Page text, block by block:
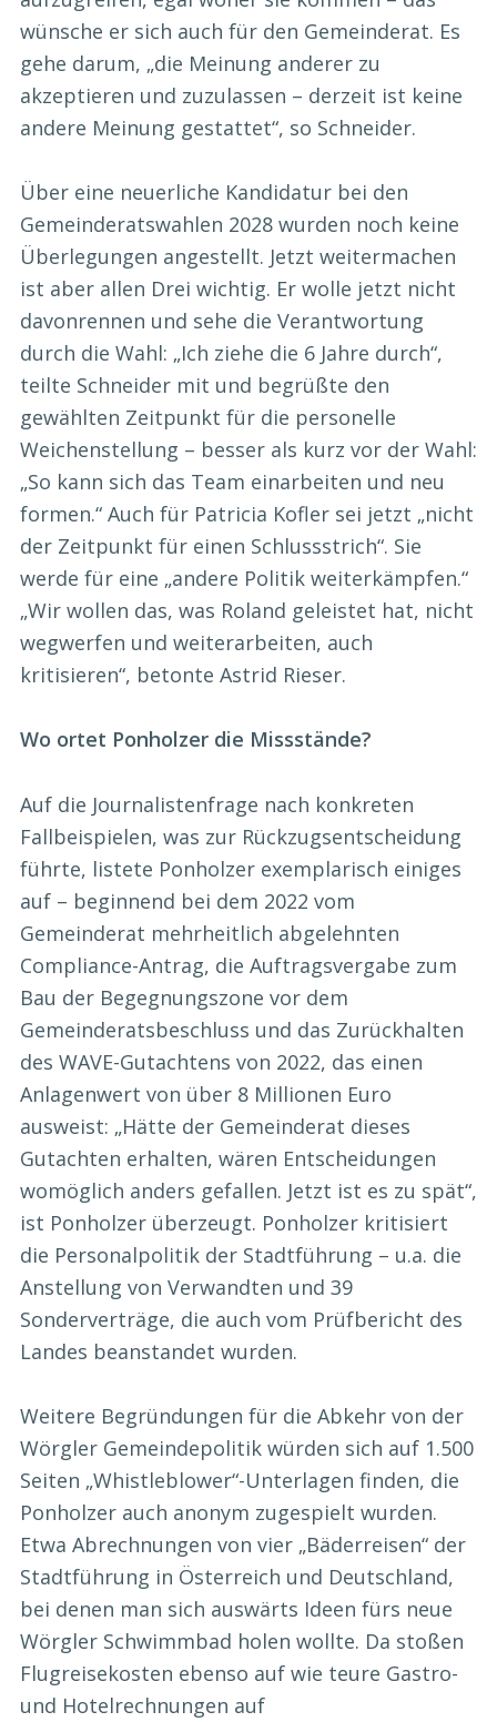
wünsche er sich auch für den Gemeinderat. Es
gehe darum, „die Meinung anderer zu
akzeptieren und zuzulassen – derzeit ist keine
andere Meinung gestattet“, so Schneider.
Über eine neuerliche Kandidatur bei den
Gemeinderatswahlen 2028 wurden noch keine
Überlegungen angestellt. Jetzt weitermachen
ist aber allen Drei wichtig. Er wolle jetzt nicht
davonrennen und sehe die Verantwortung
durch die Wahl: „Ich ziehe die 6 Jahre durch“,
teilte Schneider mit und begrüßte den
gewählten Zeitpunkt für die personelle
Weichenstellung – besser als kurz vor der Wahl:
„So kann sich das Team einarbeiten und neu
formen.“ Auch für Patricia Kofler sei jetzt „nicht
der Zeitpunkt für einen Schlussstrich“. Sie
werde für eine „andere Politik weiterkämpfen.“
„Wir wollen das, was Roland geleistet hat, nicht
wegwerfen und weiterarbeiten, auch
kritisieren“, betonte Astrid Rieser.
Wo ortet Ponholzer die Missstände?
Auf die Journalistenfrage nach konkreten
Fallbeispielen, was zur Rückzugsentscheidung
führte, listete Ponholzer exemplarisch einiges
auf – beginnend bei dem 2022 vom
Gemeinderat mehrheitlich abgelehnten
Compliance-Antrag, die Auftragsvergabe zum
Bau der Begegnungszone vor dem
Gemeinderatsbeschluss und das Zurückhalten
des WAVE-Gutachtens von 2022, das einen
Anlagenwert von über 8 Millionen Euro
ausweist: „Hätte der Gemeinderat dieses
Gutachten erhalten, wären Entscheidungen
womöglich anders gefallen. Jetzt ist es zu spät“,
ist Ponholzer überzeugt. Ponholzer kritisiert
die Personalpolitik der Stadtführung – u.a. die
Anstellung von Verwandten und 39
Sonderverträge, die auch vom Prüfbericht des
Landes beanstandet wurden.
Weitere Begründungen für die Abkehr von der
Wörgler Gemeindepolitik würden sich auf 1.500
Seiten „Whistleblower“-Unterlagen finden, die
Ponholzer auch anonym zugespielt wurden.
Etwa Abrechnungen von vier „Bäderreisen“ der
Stadtführung in Österreich und Deutschland,
bei denen man sich auswärts Ideen fürs neue
Wörgler Schwimmbad holen wollte. Da stoßen
Flugreisekosten ebenso auf wie teure Gastro-
und Hotelrechnungen auf